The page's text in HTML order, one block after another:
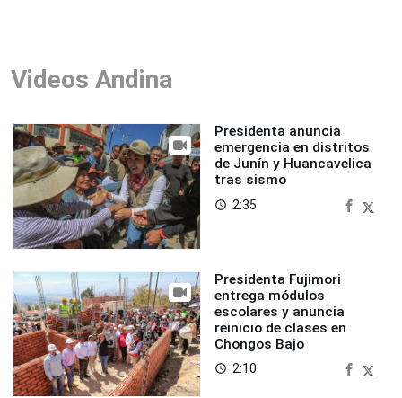
Videos Andina
Presidenta anuncia
emergencia en distritos
de Junín y Huancavelica
tras sismo
access_time 2:35
Presidenta Fujimori
entrega módulos
escolares y anuncia
reinicio de clases en
Chongos Bajo
access_time 2:10